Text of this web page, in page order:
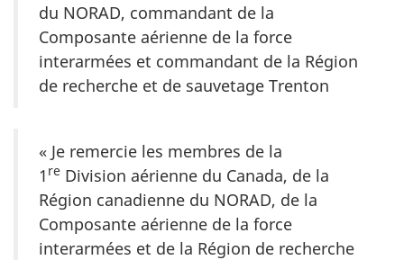
du NORAD, commandant de la
Composante aérienne de la force
interarmées et commandant de la Région
de recherche et de sauvetage Trenton
« Je remercie les membres de la
1 re Division aérienne du Canada, de la
Région canadienne du NORAD, de la
Composante aérienne de la force
interarmées et de la Région de recherche